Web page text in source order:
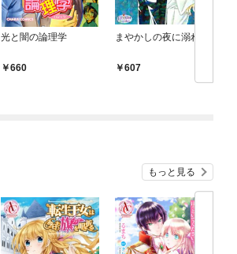
光と闇の論理学
660
まやかしの夜に溺れて
607
もっと見る